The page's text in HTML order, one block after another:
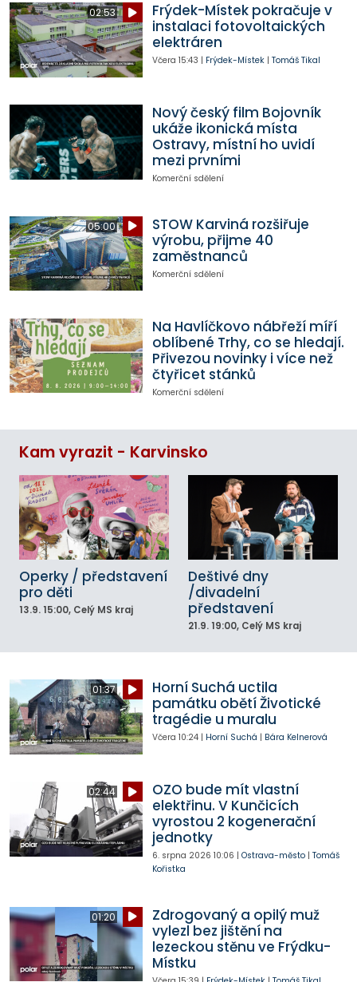
02:53
Frýdek-Místek pokračuje v
instalaci fotovoltaických
elektráren
Včera 15:43 | Frýdek-Místek| Tomáš Tikal
Nový český film Bojovník
ukáže ikonická místa
Ostravy, místní ho uvidí
mezi prvními
Komerční sdělení
05:00
STOW Karviná rozšiřuje
výrobu, přijme 40
zaměstnanců
Komerční sdělení
Na Havlíčkovo nábřeží míří
oblíbené Trhy, co se hledají.
Přivezou novinky i více než
čtyřicet stánků
Komerční sdělení
Kam vyrazit - Karvinsko
Operky / představení
pro děti
13.9. 15:00, Celý MS kraj
Deštivé dny
/divadelní
představení
21.9. 19:00, Celý MS kraj
01:37
Horní Suchá uctila
památku obětí Životické
tragédie u muralu
Včera 10:24| Horní Suchá | Bára Kelnerová
02:44
OZO bude mít vlastní
elektřinu. V Kunčicích
vyrostou 2 kogenerační
jednotky
6. srpna 2026 10:06 | Ostrava-město| Tomáš
Kořistka
01:20
Zdrogovaný a opilý muž
vylezl bez jištění na
lezeckou stěnu ve Frýdku-
Místku